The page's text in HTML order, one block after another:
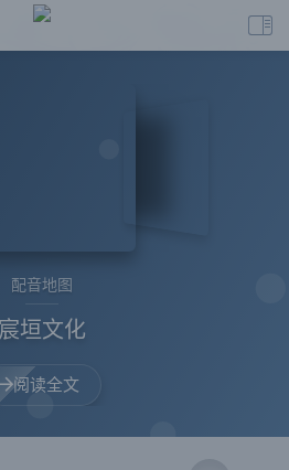
配音地图
宸垣文化
阅读全文